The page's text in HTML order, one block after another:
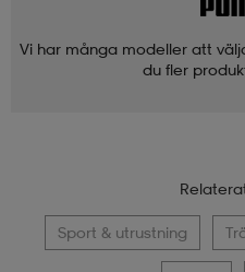
Vi har många modeller att
du fler
Sport & utrustning